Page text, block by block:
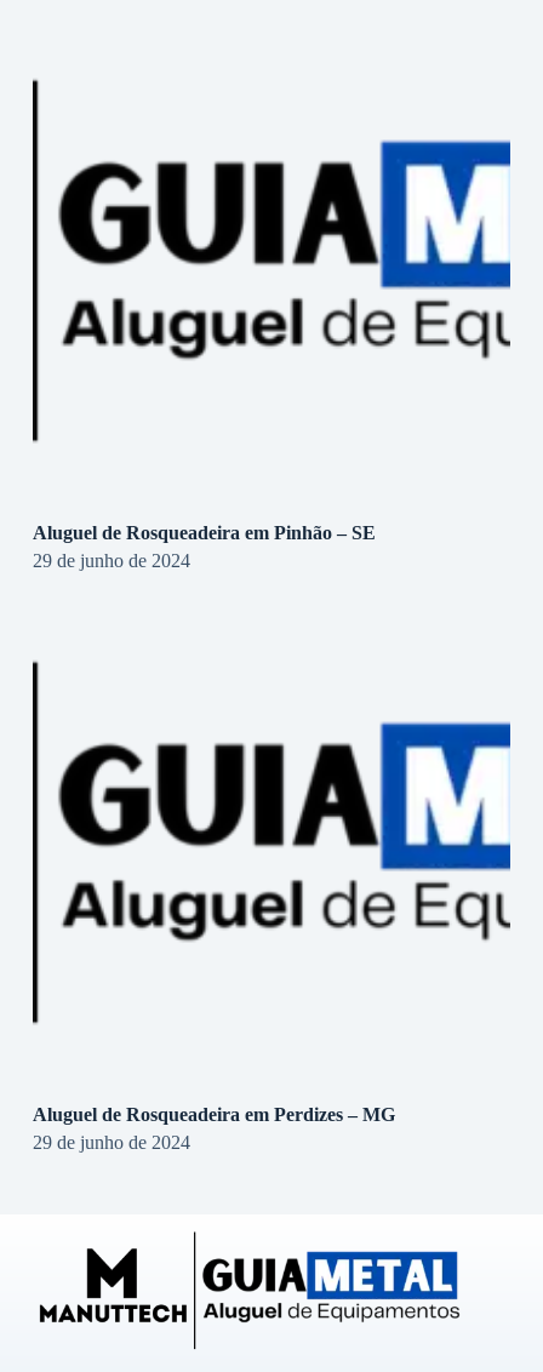
Aluguel de Rosqueadeira em Pinhão – SE
29 de junho de 2024
Aluguel de Rosqueadeira em Perdizes – MG
29 de junho de 2024